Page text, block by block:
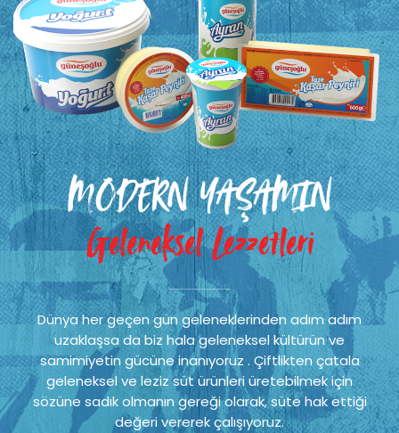
MODERN YAŞAMIN
Geleneksel Lezzetleri
Dünya her geçen gün geleneklerinden adım adım
uzaklaşsa da biz hala geleneksel kültürün ve
samimiyetin gücüne inanıyoruz . Çiftlikten çatala
geleneksel ve leziz süt ürünleri üretebilmek için
sözüne sadık olmanın gereği olarak, süte hak ettiği
değeri vererek çalışıyoruz.